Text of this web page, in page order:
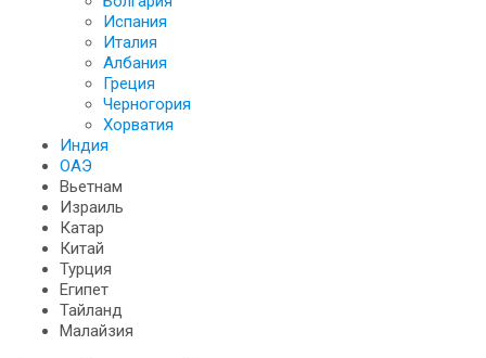
Испания
Италия
Албания
Греция
Черногория
Хорватия
Индия
ОАЭ
Вьетнам
Израиль
Катар
Китай
Турция
Египет
Тайланд
Малайзия